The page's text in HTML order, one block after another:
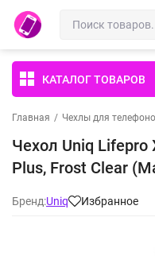
КАТАЛОГ ТОВАРОВ
Главная / Чехлы для
Чехол Uniq Lifepro
Plus, Frost Clear
Бренд:Uniq Избранное